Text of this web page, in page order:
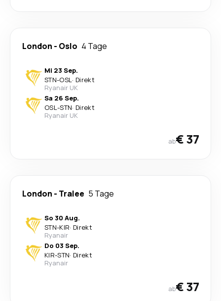
London - Oslo 4 Tage
Mi 23 Sep.
STN-OSL· Direkt
Ryanair UK
Sa 26 Sep.
OSL-STN· Direkt
Ryanair UK
ab€ 37
London - Tralee 5 Tage
So 30 Aug.
STN-KIR· Direkt
Ryanair
Do 03 Sep.
KIR-STN· Direkt
Ryanair
ab€ 37